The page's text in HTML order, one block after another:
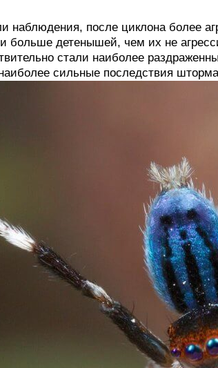
наблюдения, после циклона более
больше детенышей, чем их не
стали наиболее
сильные последствия